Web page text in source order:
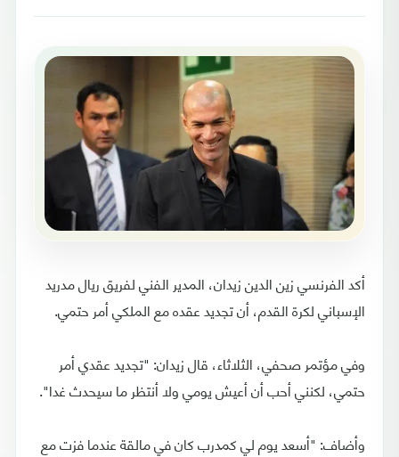
أكد الفرنسي زين الدين زيدان، المدير الفني لفريق ريال مدريد
الإسباني لكرة القدم، أن تجديد عقده مع الملكي أمر حتمي.
وفي مؤتمر صحفي، الثلاثاء، قال زيدان: "تجديد عقدي أمر
حتمي، لكنني أحب أن أعيش يومي ولا أنتظر ما سيحدث غدا".
وأضاف: "أسعد يوم لي كمدرب كان في مالقة عندما فزت مع